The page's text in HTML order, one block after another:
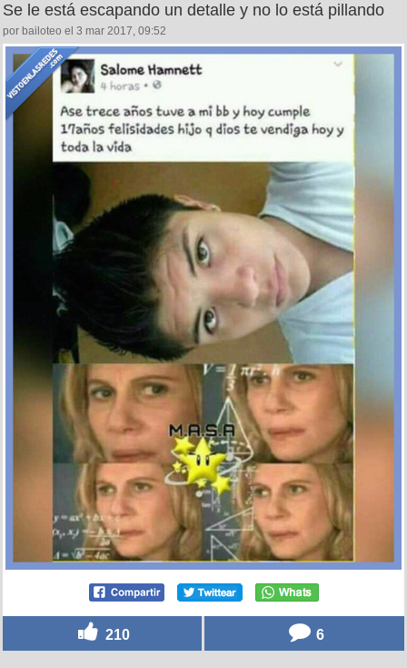
Se le está escapando un detalle y no lo está pillando
por bailoteo el 3 mar 2017, 09:52
210 6